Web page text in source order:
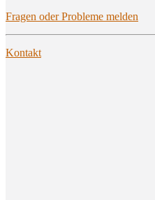
Fra­gen oder Pro­ble­me melden
Kon­takt